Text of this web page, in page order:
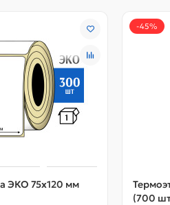
ЭКО 75x120 мм
-45%
(700